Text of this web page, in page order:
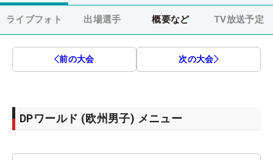
ライブフォト 出場選手 概要など TV放送予定
前の大会 次の大会
DPワールド (欧州男子) メニュー